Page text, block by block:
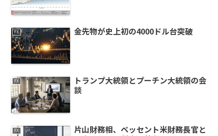
FX 金先物が史上初の4000ドル台突破
FX
トランプ大統領とプーチン大統領の会
談
FX
片山財務相、ベッセント米財務長官と